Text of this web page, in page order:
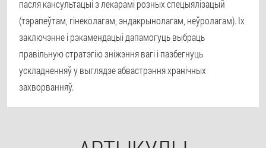
пасля кансультацыі з лекарамі розных спецыялізацый
(тэрапеўтам, гінеколагам, эндакрынолагам, неўролагам). Іх
заключэнне і рэкамендацыі дапамогуць выбраць
правільную стратэгію зніжэння вагі і пазбегнуць
ускладненняў у выглядзе абвастрэння хранічных
захворванняў.